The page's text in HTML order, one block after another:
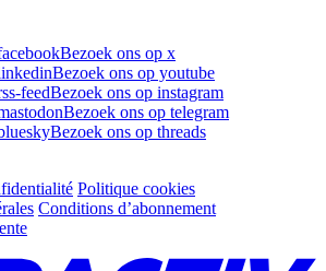
Bezoek ons op x
Bezoek ons op youtube
feedBezoek ons op instagram
Bezoek ons op telegram
Bezoek ons op threads
Politique cookies
Conditions d’abonnement